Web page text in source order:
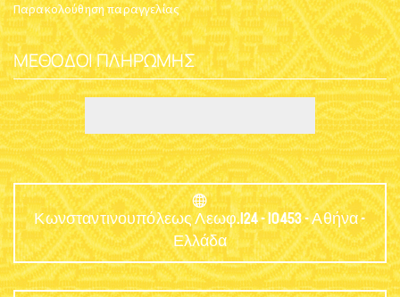
Παρακολούθηση παραγγελίας
ΜΈΘΟΔΟΙ ΠΛΗΡΩΜΉΣ
Κωνσταντινουπόλεως Λεωφ.124 - 10453 - Αθήνα -
Ελλάδα